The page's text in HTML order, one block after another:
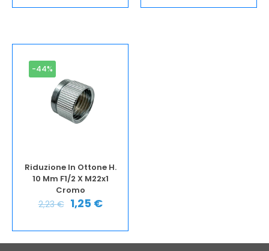
-44%
Riduzione In Ottone H.
10 Mm F1/2 X M22x1
Cromo
2,23€ 1,25 €